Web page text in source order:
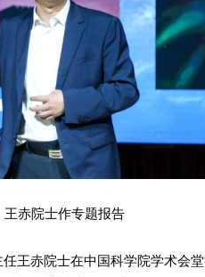
王赤院士作专题报告
王赤院士在中国科学院学术会